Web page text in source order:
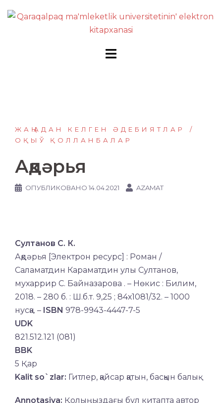
ЖАҢАДАН КЕЛГЕН ӘДЕБИЯТЛАР
ОҚЫЎ ҚОЛЛАНБАЛАР
Ақдәрья
ОПУБЛИКОВАНО 14.04.2021 AZAMAT
Султанов С. К.
Ақдәрья [Электрон ресурс] : Роман /
Саламатдин Караматдин улы Султанов,
мухаррир С. Байназарова . – Нөкис : Билим,
2018. – 280 б. : Ш.б.т. 9,25 ; 84х1081/32. – 1000
нусқа. – ISBN 978-9943-4447-7-5
UDK
821.512.121 (081)
BBK
5 Қар
Kalit so`zlar: Гитлер, қайсар қатын, басқын балық
Annotasiya: Қолыңыздағы бул китапта автор